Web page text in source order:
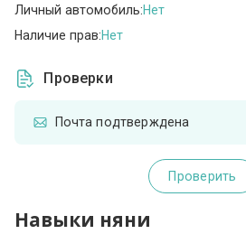
Личный автомобиль:Нет
Наличие прав:Нет
Проверки
Почта подтверждена
Проверить
Навыки няни